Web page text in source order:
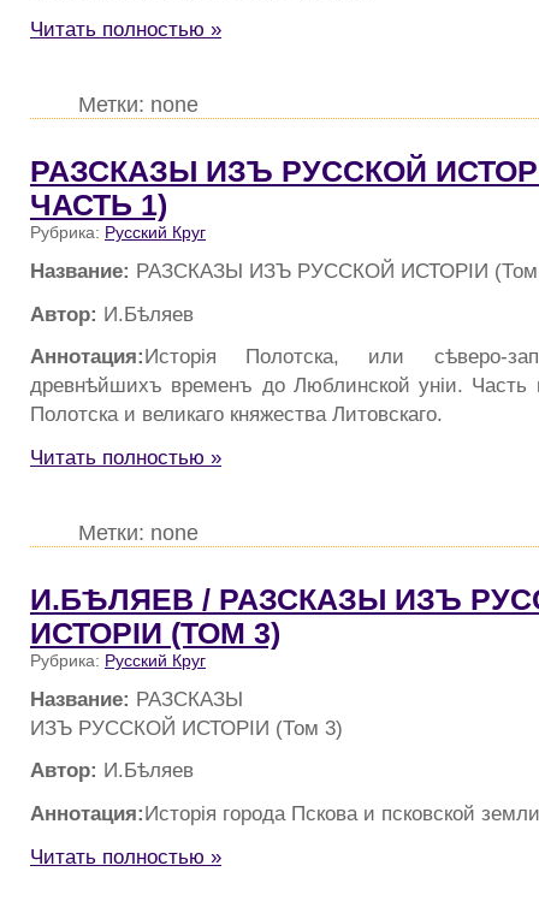
Читать полностью »
Метки: none
РАЗСКАЗЫ ИЗЪ РУССКОЙ
ЧАСТЬ 1)
Рубрика: Русский Круг
Название: РАЗСКАЗЫ ИЗЪ РУССКОЙ ИСТОРIИ (Том
Автор: И.Бѣляев
Аннотация:Исторiя Полотска, или сѣверо-
древнѣйшихъ временъ до Люблинской унiи. Часть
Полотска и великаго княжества Литовскаго.
Читать полностью »
Метки: none
И.БѢЛЯЕВ / РАЗСКАЗЫ ИЗЪ
ИСТОРIИ (ТОМ 3)
Рубрика: Русский Круг
Название: РАЗСКАЗЫ
ИЗЪ РУССКОЙ ИСТОРIИ (Том 3)
Автор: И.Бѣляев
Аннотация:Исторiя города Пскова и псковской земли
Читать полностью »